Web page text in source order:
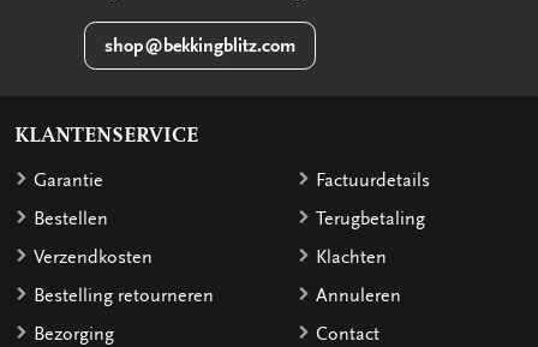
shop@bekkingblitz.com
KLANTENSERVICE
Garantie
Bestellen
Verzendkosten
Bestelling retourneren
Bezorging
Factuurdetails
Terugbetaling
Klachten
Annuleren
Contact